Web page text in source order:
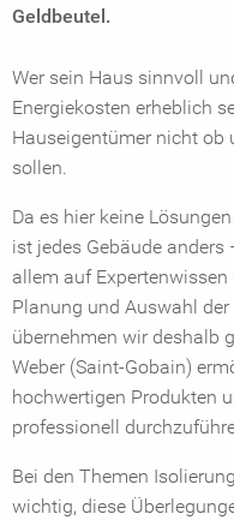
Geldbeutel.
Wer sein Haus sinnvoll
Energiekosten erheblich
Hauseigentümer nicht ob
sollen.
Da es hier keine
ist jedes Gebäude
allem auf
Planung und Auswahl
übernehmen wir deshalb
Weber (Saint-Gobain)
hochwertigen Produkten
professionell
Bei den Themen
wichtig, diese